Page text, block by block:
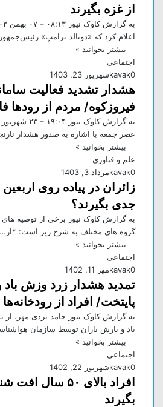
از غزه بگیرند
اعلام کرد که «دونالد ترامپ»
بیشتر بخوانید »
اجتماعی
kavakشهریور 23, 1403 0
هشدار تشدید فعالیت
فیروزکوه/ مردم از رود‌ها
عصر جمعه با اشاره به صدور هشدار
بیشتر بخوانید »
علم و فناوری
kavakمرداد 3, 1403 0
زائران در پیاده روی اربعین
جدی بگیرند؟
به گزارش کاوک نیوز برخی از توصیه
گروه های مختلف به شرح زیر است: *از…
بیشتر بخوانید »
اجتماعی
kavakمهر 11, 1402 0
تمدید هشدار زرد وزش باد
پایتخت/ افراد از
به گزارش کاوک نیوز حامد یزدی مهر،
باد و بارش باران توسط سازمان
بیشتر بخوانید »
اجتماعی
kavakشهریور 22, 1402 0
افراد بالای ۵۰
بگیرند